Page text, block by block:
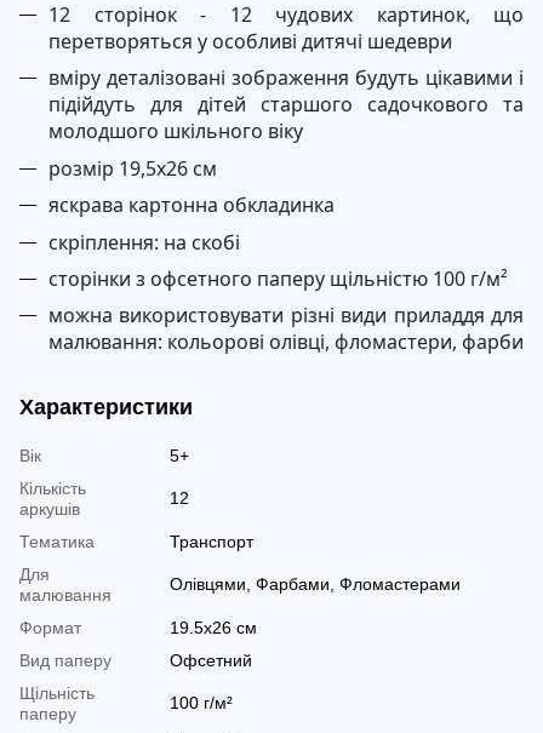
12 сторінок - 12 чудових картинок, що
перетворяться у особливі дитячі шедеври
вміру деталізовані зображення будуть цікавими і
підійдуть для дітей старшого садочкового та
молодшого шкільного віку
розмір 19,5х26 см
яскрава картонна обкладинка
скріплення: на скобі
сторінки з офсетного паперу щільністю 100 г/м²
можна використовувати різні види приладдя для
малювання: кольорові олівці, фломастери, фарби
Характеристики
Вік
5+
Кількість
аркушів
12
Тематика
Транспорт
Для
малювання
Олівцями, Фарбами, Фломастерами
Формат
19.5х26 см
Вид паперу
Офсетний
Щільність
паперу
100 г/м²